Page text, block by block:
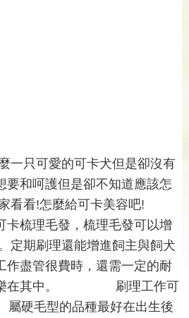
只可愛的可卡犬但是卻沒有
要和呵護但是卻不知道應該怎
家看看!怎麼給可卡美容吧!
梳理毛發，梳理毛發可以增
定期刷理還能增進飼主與飼犬
作盡管很費時，還需一定的耐
樂在其中。 刷理工作可
屬硬毛型的品種最好在出生後